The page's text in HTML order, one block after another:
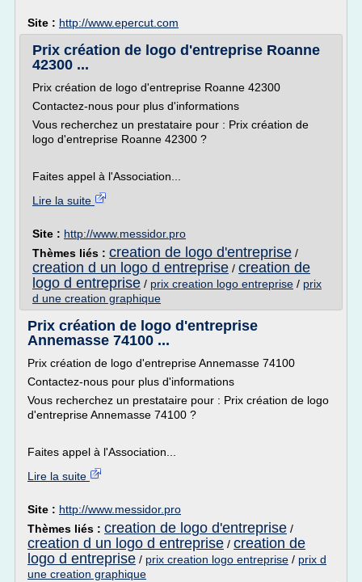
Site : http://www.epercut.com
Prix création de logo d'entreprise Roanne
42300 ...
Prix création de logo d'entreprise Roanne 42300
Contactez-nous pour plus d'informations
Vous recherchez un prestataire pour : Prix création de
logo d'entreprise Roanne 42300 ?
Faites appel à l'Association...
Lire la suite
Site : http://www.messidor.pro
Thèmes liés : creation de logo d'entreprise /
creation d un logo d entreprise / creation de
logo d entreprise / prix creation logo entreprise / prix
d une creation graphique
Prix création de logo d'entreprise
Annemasse 74100 ...
Prix création de logo d'entreprise Annemasse 74100
Contactez-nous pour plus d'informations
Vous recherchez un prestataire pour : Prix création de logo
d'entreprise Annemasse 74100 ?
Faites appel à l'Association...
Lire la suite
Site : http://www.messidor.pro
Thèmes liés : creation de logo d'entreprise /
creation d un logo d entreprise / creation de
logo d entreprise / prix creation logo entreprise / prix d
une creation graphique